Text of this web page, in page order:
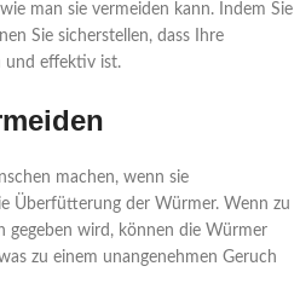
man sie vermeiden kann. Indem Sie
Sie sicherstellen, dass Ihre
und effektiv ist.
machen, wenn sie
Überfütterung der Würmer. Wenn zu
gegeben wird, können die Würmer
zu einem unangenehmen Geruch